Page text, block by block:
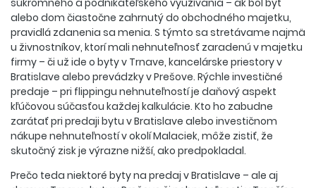
súkromného a podnikateľského využívania – ak bol byt
alebo dom čiastočne zahrnutý do obchodného majetku,
pravidlá zdanenia sa menia. S týmto sa stretávame najmä
u živnostníkov, ktorí mali nehnuteľnosť zaradenú v majetku
firmy – či už ide o byty v Trnave, kancelárske priestory v
Bratislave alebo prevádzky v Prešove. Rýchle investičné
predaje – pri flippingu nehnuteľností je daňový aspekt
kľúčovou súčasťou každej kalkulácie. Kto ho zabudne
zarátať pri predaji bytu v Bratislave alebo investičnom
nákupe nehnuteľností v okolí Malaciek, môže zistiť, že
skutočný zisk je výrazne nižší, ako predpokladal.
Prečo teda niektoré byty na predaj v Bratislave – ale aj